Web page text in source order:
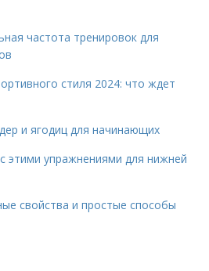
частота тренировок для
стиля 2024: что ждет
и ягодиц для начинающих
этими упражнениями для нижней
свойства и простые способы